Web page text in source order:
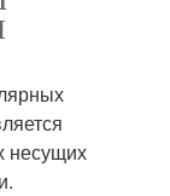
несущих